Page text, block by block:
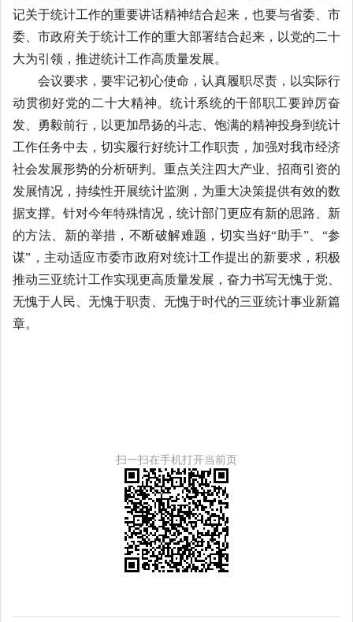
记关于统计工作的重要讲话精神结合起来，也要与省委、市
委、市政府关于统计工作的重大部署结合起来，以党的二十
大为引领，推进统计工作高质量发展。
会议要求 ，要牢记初心使命，认真履职尽责，以实际行
动贯彻好党的二十大精神。 统计系统的干部职工要踔厉奋
发、勇毅前行，以更加昂扬的斗志、饱满的精神投身到统计
工作任务中去 ， 切实履行好统计工作职责， 加强对我市经济
社会发展形势的分析研判 。 重点关注 四大产业 、招商引资的
发展情况，持续性开展统计监测， 为重大决策提供有效的数
据支撑。 针对今年特殊情况，统计部门更应有新的思路、新
的方法、新的举措，不断破解难题 ，切实当好“助手”、“参
谋”，主动适应市委市政府对统计工作提出的新要求， 积极
推动三亚统计工作实现更高质量发展，奋力书写无愧于党、
无愧于人民、无愧于职责、无愧于时代的三亚统计事业新篇
章。
扫一扫在手机打开当前页